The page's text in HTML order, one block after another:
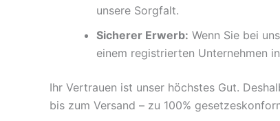
unsere Sorgfalt.
Sicherer Erwerb: Wenn Sie bei
einem registrierten Unternehmen
Ihr Vertrauen ist unser höchstes Gut.
bis zum Versand – zu 100%